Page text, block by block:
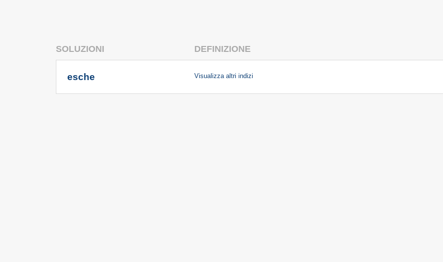
SOLUZIONI DEFINIZIONE
esche Visualizza altri indizi